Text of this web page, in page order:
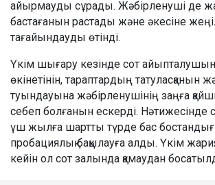
айырмауды сұрады. Жәбірленуші де
бастағанын растады және әкесіне
тағайындауды өтінді.
Үкім шығару кезінде сот
өкінетінін, тараптардың
туындауына жәбірленушінің заңға
себеп болғанын ескерді. Нәтижесінде
үш жылға шартты түрде бас
пробациялық бақылауға алды. Үкім
кейін ол сот залында қамаудан